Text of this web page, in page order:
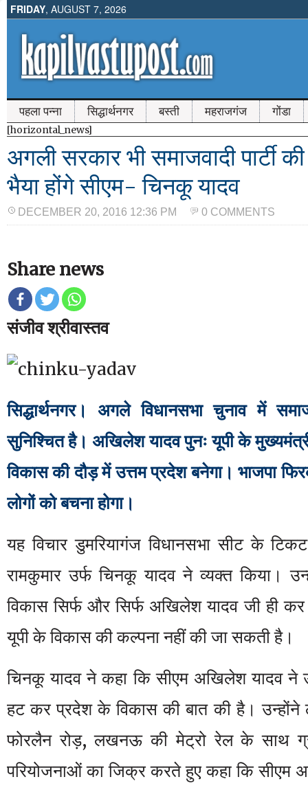
FRIDAY, AUGUST 7, 2026
पहला पन्ना सिद्धार्थनगर बस्ती महराजगंज गोंडा
[horizontal_news]
अगली सरकार भी समाजवादी पार्टी
भैया होंगे सीएम- चिनकू यादव
DECEMBER 20, 2016 12:36 PM 0 COMMENTS
Share news
संजीव श्रीवास्तव
सिद्धार्थनगर। अगले विधानसभा चुनाव में
सुनिश्चित है। अखिलेश यादव पुनः यूपी के
विकास की दौड़ में उत्तम प्रदेश बनेगा। भाजपा
लोगों को बचना होगा।
यह विचार डुमरियागंज विधानसभा सीट के
रामकुमार उर्फ चिनकू यादव ने व्यक्त किया।
विकास सिर्फ और सिर्फ अखिलेश यादव जी ही
यूपी के विकास की कल्पना नहीं की जा सकती है।
चिनकू यादव ने कहा कि सीएम अखिलेश यादव ने
हट कर प्रदेश के विकास की बात की है।
फोरलैन रोड़, लखनऊ की मेट्रो रेल के साथ
परियोजनाओं का जिक्र करते हुए कहा कि सीएम